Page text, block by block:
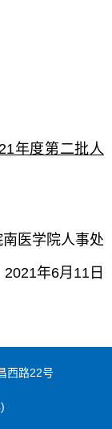
年度第二批人
南医学院人事处
2021年6月11日
西路22号